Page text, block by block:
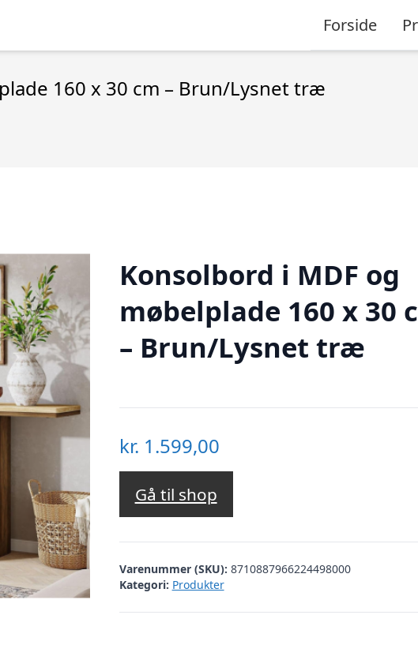
Forside
160 x 30 cm – Brun/Lysnet træ
Konsolbord i MDF og
møbelplade 160 x 30
– Brun/Lysnet træ
kr. 1.599,00
Gå til shop
Varenummer (SKU): 8710887966224498000
Kategori: Produkter